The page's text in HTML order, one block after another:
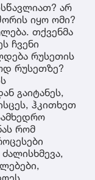
არ
იყო ომი?
თქვენმა
ჩვენი
რუსეთის
რუსეთზე?
გაიტანეს,
ჰკითხეთ
რომ